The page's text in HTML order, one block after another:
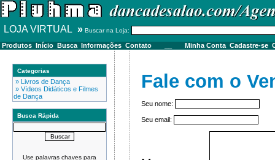
LOJA VIRTUAL » Buscar na Loja:
Produtos Início Busca Informações Contato Minha Conta Cadastre-se
Categorias
» Livros de Dança
» Vídeos Didáticos e Filmes
de Dança
Busca Rápida
Use palavras chaves para
Fale com o
Seu nome:
Seu email: